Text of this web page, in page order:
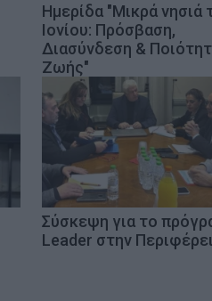
Ημερίδα "Μικρά νησιά
Ιονίου: Πρόσβαση,
Διασύνδεση &
Ζωής"
Σύσκεψη για το
Leader στην